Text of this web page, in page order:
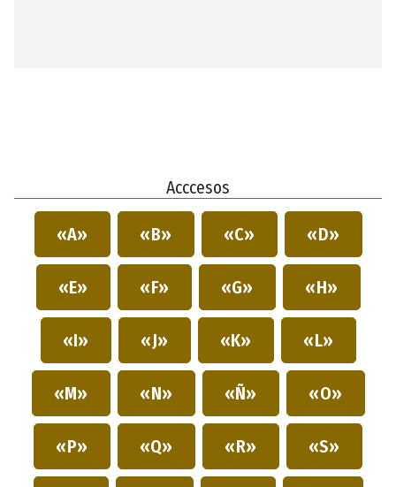
Acccesos
«A» «B» «C» «D»
«E» «F» «G» «H»
«I» «J» «K» «L»
«M» «N» «Ñ» «O»
«P» «Q» «R» «S»